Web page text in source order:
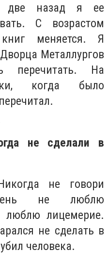
две назад я ее
С возрастом
меняется. Я
Металлургов
перечитать. На
когда было
не сделали в
не говори
не люблю
люблю лицемерие.
не сделать в
человека.